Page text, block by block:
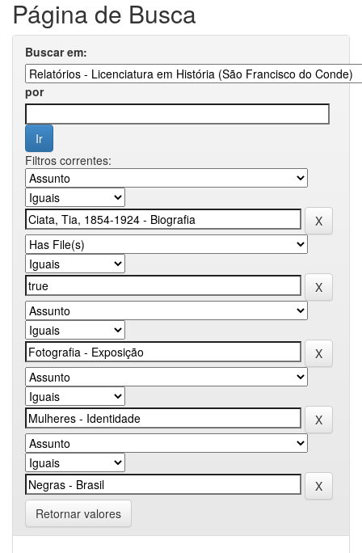
Página de Busca
Buscar em:
por
Filtros correntes:
Retornar valores